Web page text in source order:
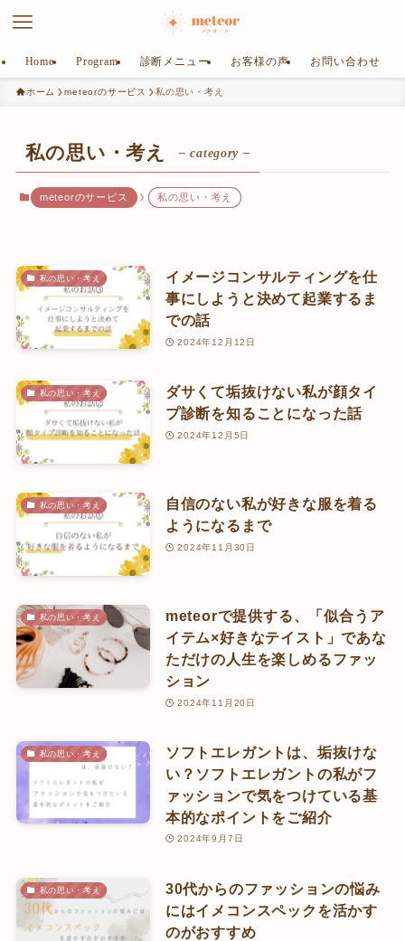
Home Program 診断メニュー お客様の声 お問い合わせ
ホーム meteorのサービス 私の思い・考え
私の思い・考え – category –
meteorのサービス 私の思い・考え
私の思い・考え
イメージコンサルティングを仕
事にしようと決めて起業するま
での話
2024年12月12日
私の思い・考え
ダサくて垢抜けない私が顔タイ
プ診断を知ることになった話
2024年12月5日
私の思い・考え
自信のない私が好きな服を着る
ようになるまで
2024年11月30日
私の思い・考え
meteorで提供する、「似合うア
イテム×好きなテイスト」であな
ただけの人生を楽しめるファッ
ション
2024年11月20日
私の思い・考え
ソフトエレガントは、垢抜けな
い？ソフトエレガントの私がフ
ァッションで気をつけている基
本的なポイントをご紹介
2024年9月7日
私の思い・考え
30代からのファッションの悩み
にはイメコンスペックを活かす
のがおすすめ